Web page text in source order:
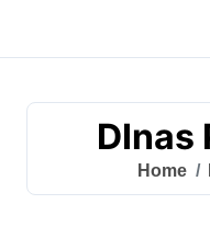
DInas
Home